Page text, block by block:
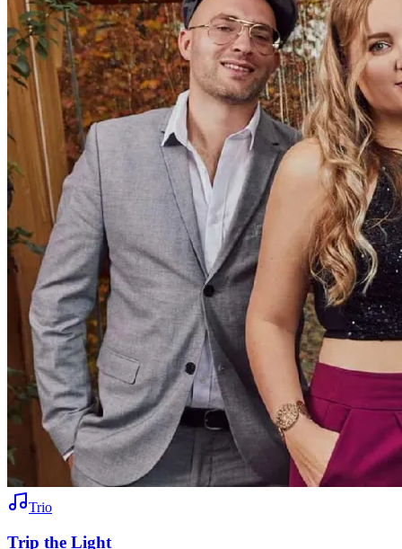
Trio
Trip the Light